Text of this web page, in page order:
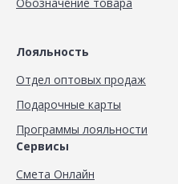
Лояльность
Отдел оптовых продаж
Подарочные карты
Программы лояльности
Сервисы
Смета Онлайн